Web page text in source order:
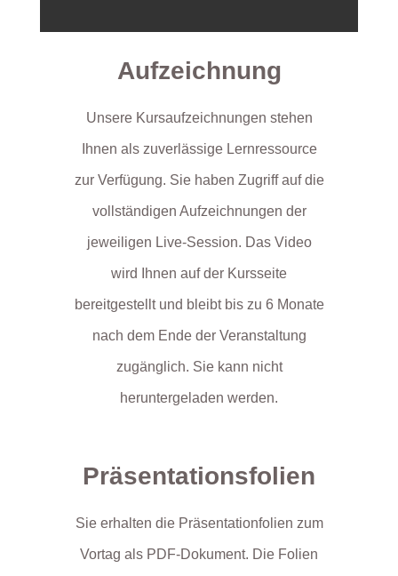
Aufzeichnung
Unsere Kursaufzeichnungen stehen
Ihnen als zuverlässige Lernressource
zur Verfügung. Sie haben Zugriff auf die
vollständigen Aufzeichnungen der
jeweiligen Live-Session. Das Video
wird Ihnen auf der Kursseite
bereitgestellt und bleibt bis zu 6 Monate
nach dem Ende der Veranstaltung
zugänglich. Sie kann nicht
heruntergeladen werden.
Präsentationsfolien
Sie erhalten die Präsentationfolien zum
Vortag als PDF-Dokument. Die Folien